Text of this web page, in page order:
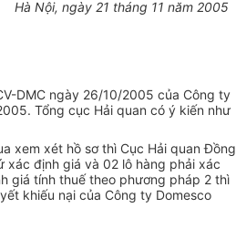
Hà Nội, ngày 21 tháng 11 năm 2005
DMC ngày 26/10/2005 của Công ty
Tổng cục Hải quan có ý kiến như
xem xét hồ sơ thì Cục Hải quan Đồng
xác định giá và 02 lô hàng phải xác
giá tính thuế theo phương pháp 2 thì
khiếu nại của Công ty Domesco